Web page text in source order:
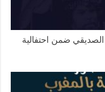
الصديقي ضمن احتفالية